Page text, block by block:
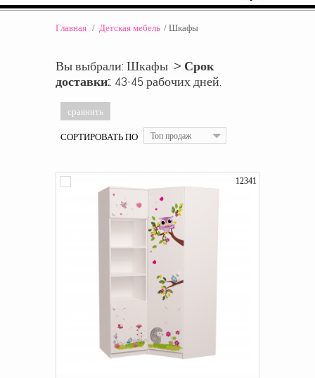
Главная / Детская мебель / Шкафы
Вы выбрали: Шкафы > Срок
доставки:: 43-45 рабочих дней.
СОРТИРОВАТЬ ПО Топ продаж
12341